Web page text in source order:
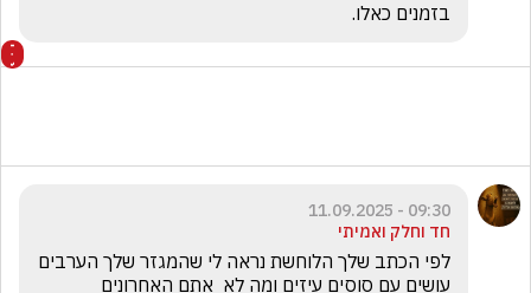
בזמנים כאלו.
09:30 - 11.09.2025
חד וחלק ואמיתי